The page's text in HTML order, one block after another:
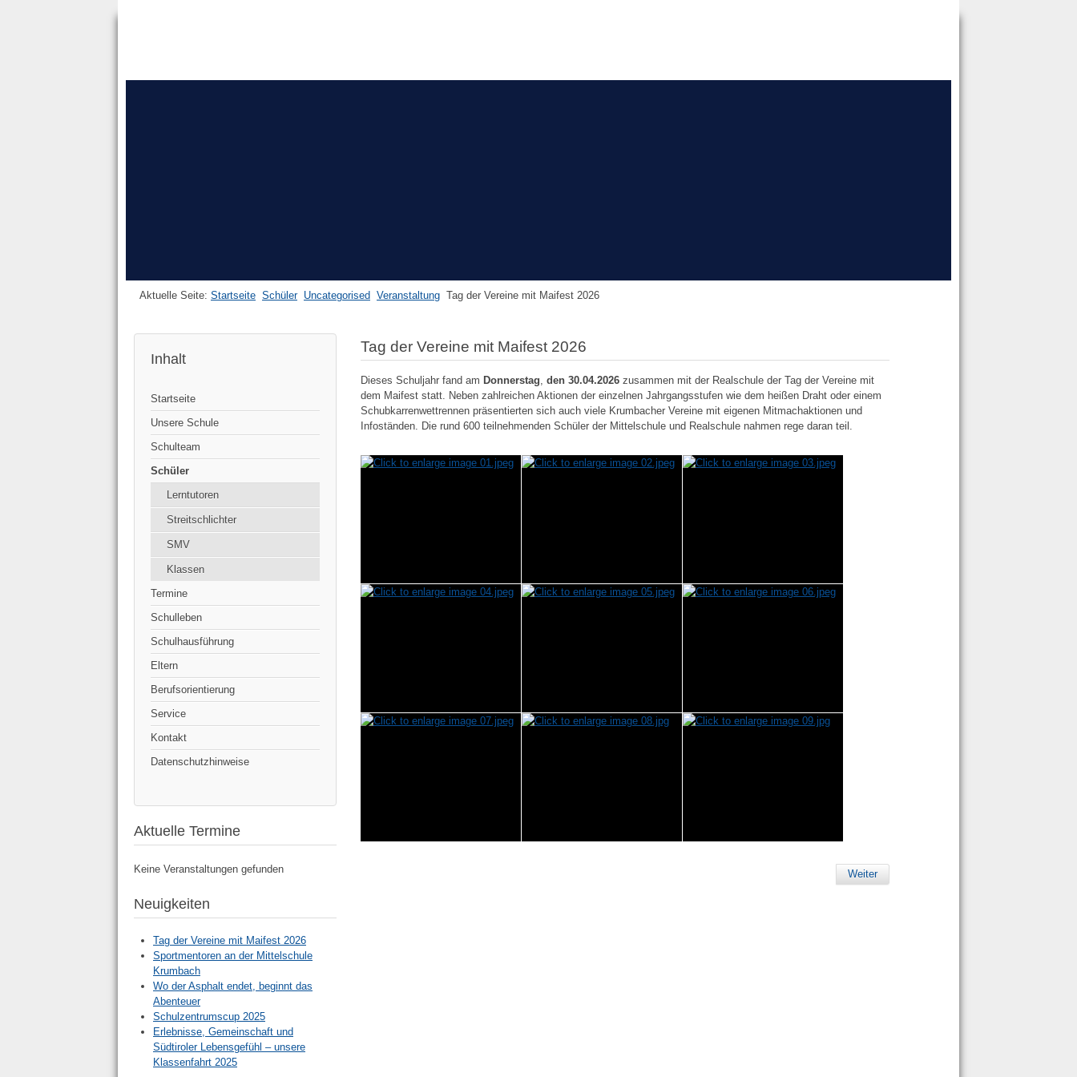
Aktuelle Seite: Startseite Schüler Uncategorised Veranstaltung Tag der Vereine mit Maifest 2026
Inhalt
Startseite
Unsere Schule
Schulteam
Schüler
Lerntutoren
Streitschlichter
SMV
Klassen
Termine
Schulleben
Schulhausführung
Eltern
Berufsorientierung
Service
Kontakt
Datenschutzhinweise
Aktuelle Termine
Keine Veranstaltungen gefunden
Neuigkeiten
Tag der Vereine mit Maifest 2026
Sportmentoren an der Mittelschule
Krumbach
Wo der Asphalt endet, beginnt das
Abenteuer
Schulzentrumscup 2025
Erlebnisse, Gemeinschaft und
Südtiroler Lebensgefühl – unsere
Klassenfahrt 2025
Tag der Vereine mit Maifest 2026
Dieses Schuljahr fand am Donnerstag den 30.04.2026zusammen mit der Realschule der Tag der Vereine mit
dem Maifest statt. Neben zahlreichen Aktionen der einzelnen Jahrgangsstufen wie dem heißen Draht oder einem
Schubkarrenwettrennen präsentierten sich auch viele Krumbacher Vereine mit eigenen Mitmachaktionen und
Infoständen. Die rund 600 teilnehmenden Schüler der Mittelschule und Realschule nahmen rege daran teil.
Weiter